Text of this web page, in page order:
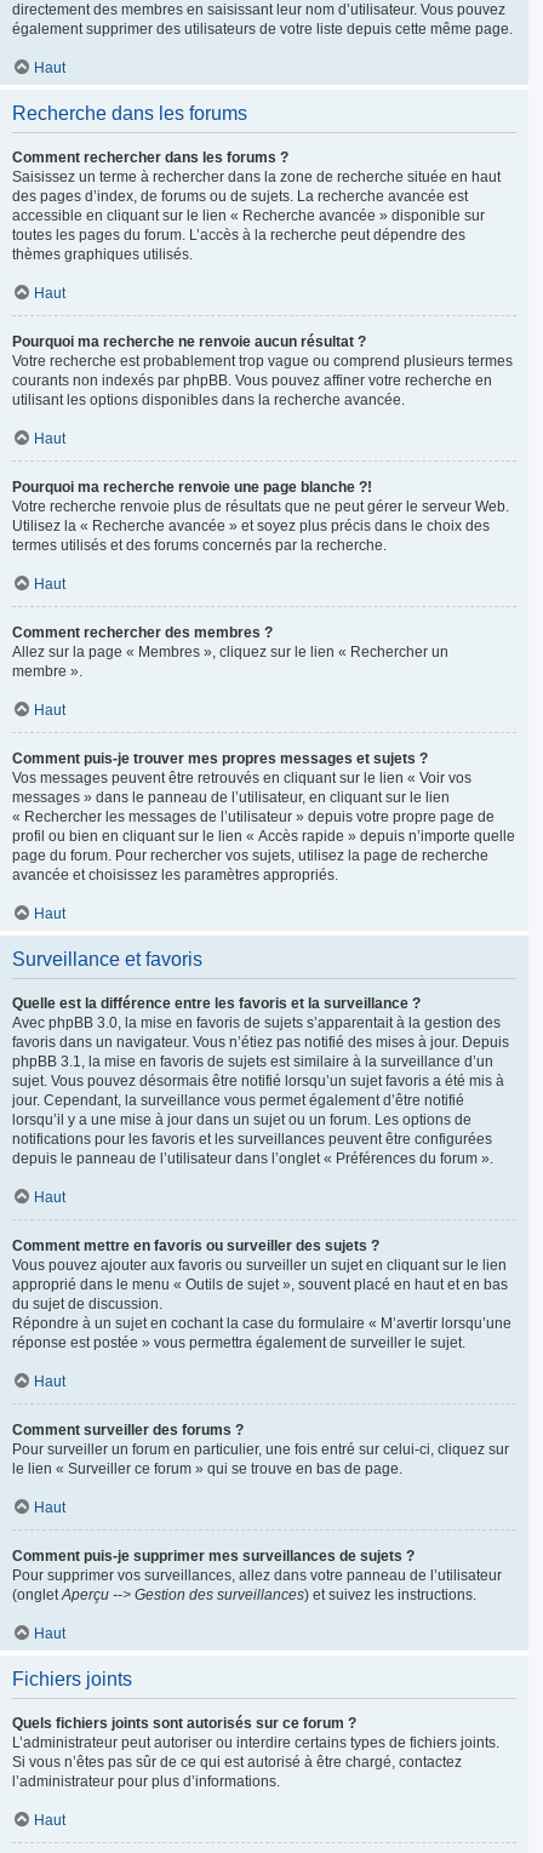
directement des membres en saisissant leur nom d’utilisateur. Vous pouvez
également supprimer des utilisateurs de votre liste depuis cette même page.
Haut
Recherche dans les forums
Comment rechercher dans les forums ?
Saisissez un terme à rechercher dans la zone de recherche située en haut
des pages d’index, de forums ou de sujets. La recherche avancée est
accessible en cliquant sur le lien « Recherche avancée » disponible sur
toutes les pages du forum. L’accès à la recherche peut dépendre des
thèmes graphiques utilisés.
Haut
Pourquoi ma recherche ne renvoie aucun résultat ?
Votre recherche est probablement trop vague ou comprend plusieurs termes
courants non indexés par phpBB. Vous pouvez affiner votre recherche en
utilisant les options disponibles dans la recherche avancée.
Haut
Pourquoi ma recherche renvoie une page blanche ?!
Votre recherche renvoie plus de résultats que ne peut gérer le serveur Web.
Utilisez la « Recherche avancée » et soyez plus précis dans le choix des
termes utilisés et des forums concernés par la recherche.
Haut
Comment rechercher des membres ?
Allez sur la page « Membres », cliquez sur le lien « Rechercher un
membre ».
Haut
Comment puis-je trouver mes propres messages et sujets ?
Vos messages peuvent être retrouvés en cliquant sur le lien « Voir vos
messages » dans le panneau de l’utilisateur, en cliquant sur le lien
« Rechercher les messages de l’utilisateur » depuis votre propre page de
profil ou bien en cliquant sur le lien « Accès rapide » depuis n’importe quelle
page du forum. Pour rechercher vos sujets, utilisez la page de recherche
avancée et choisissez les paramètres appropriés.
Haut
Surveillance et favoris
Quelle est la différence entre les favoris et la surveillance ?
Avec phpBB 3.0, la mise en favoris de sujets s’apparentait à la gestion des
favoris dans un navigateur. Vous n’étiez pas notifié des mises à jour. Depuis
phpBB 3.1, la mise en favoris de sujets est similaire à la surveillance d’un
sujet. Vous pouvez désormais être notifié lorsqu’un sujet favoris a été mis à
jour. Cependant, la surveillance vous permet également d’être notifié
lorsqu’il y a une mise à jour dans un sujet ou un forum. Les options de
notifications pour les favoris et les surveillances peuvent être configurées
depuis le panneau de l’utilisateur dans l’onglet « Préférences du forum ».
Haut
Comment mettre en favoris ou surveiller des sujets ?
Vous pouvez ajouter aux favoris ou surveiller un sujet en cliquant sur le lien
approprié dans le menu « Outils de sujet », souvent placé en haut et en bas
du sujet de discussion.
Répondre à un sujet en cochant la case du formulaire « M’avertir lorsqu’une
réponse est postée » vous permettra également de surveiller le sujet.
Haut
Comment surveiller des forums ?
Pour surveiller un forum en particulier, une fois entré sur celui-ci, cliquez sur
le lien « Surveiller ce forum » qui se trouve en bas de page.
Haut
Comment puis-je supprimer mes surveillances de sujets ?
Pour supprimer vos surveillances, allez dans votre panneau de l’utilisateur
(ongletAperçu --> Gestion des surveillances) et suivez les instructions.
Haut
Fichiers joints
Quels fichiers joints sont autorisés sur ce forum ?
L’administrateur peut autoriser ou interdire certains types de fichiers joints.
Si vous n’êtes pas sûr de ce qui est autorisé à être chargé, contactez
l’administrateur pour plus d’informations.
Haut